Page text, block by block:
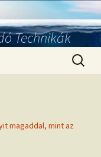
Technikák
magaddal, mint az